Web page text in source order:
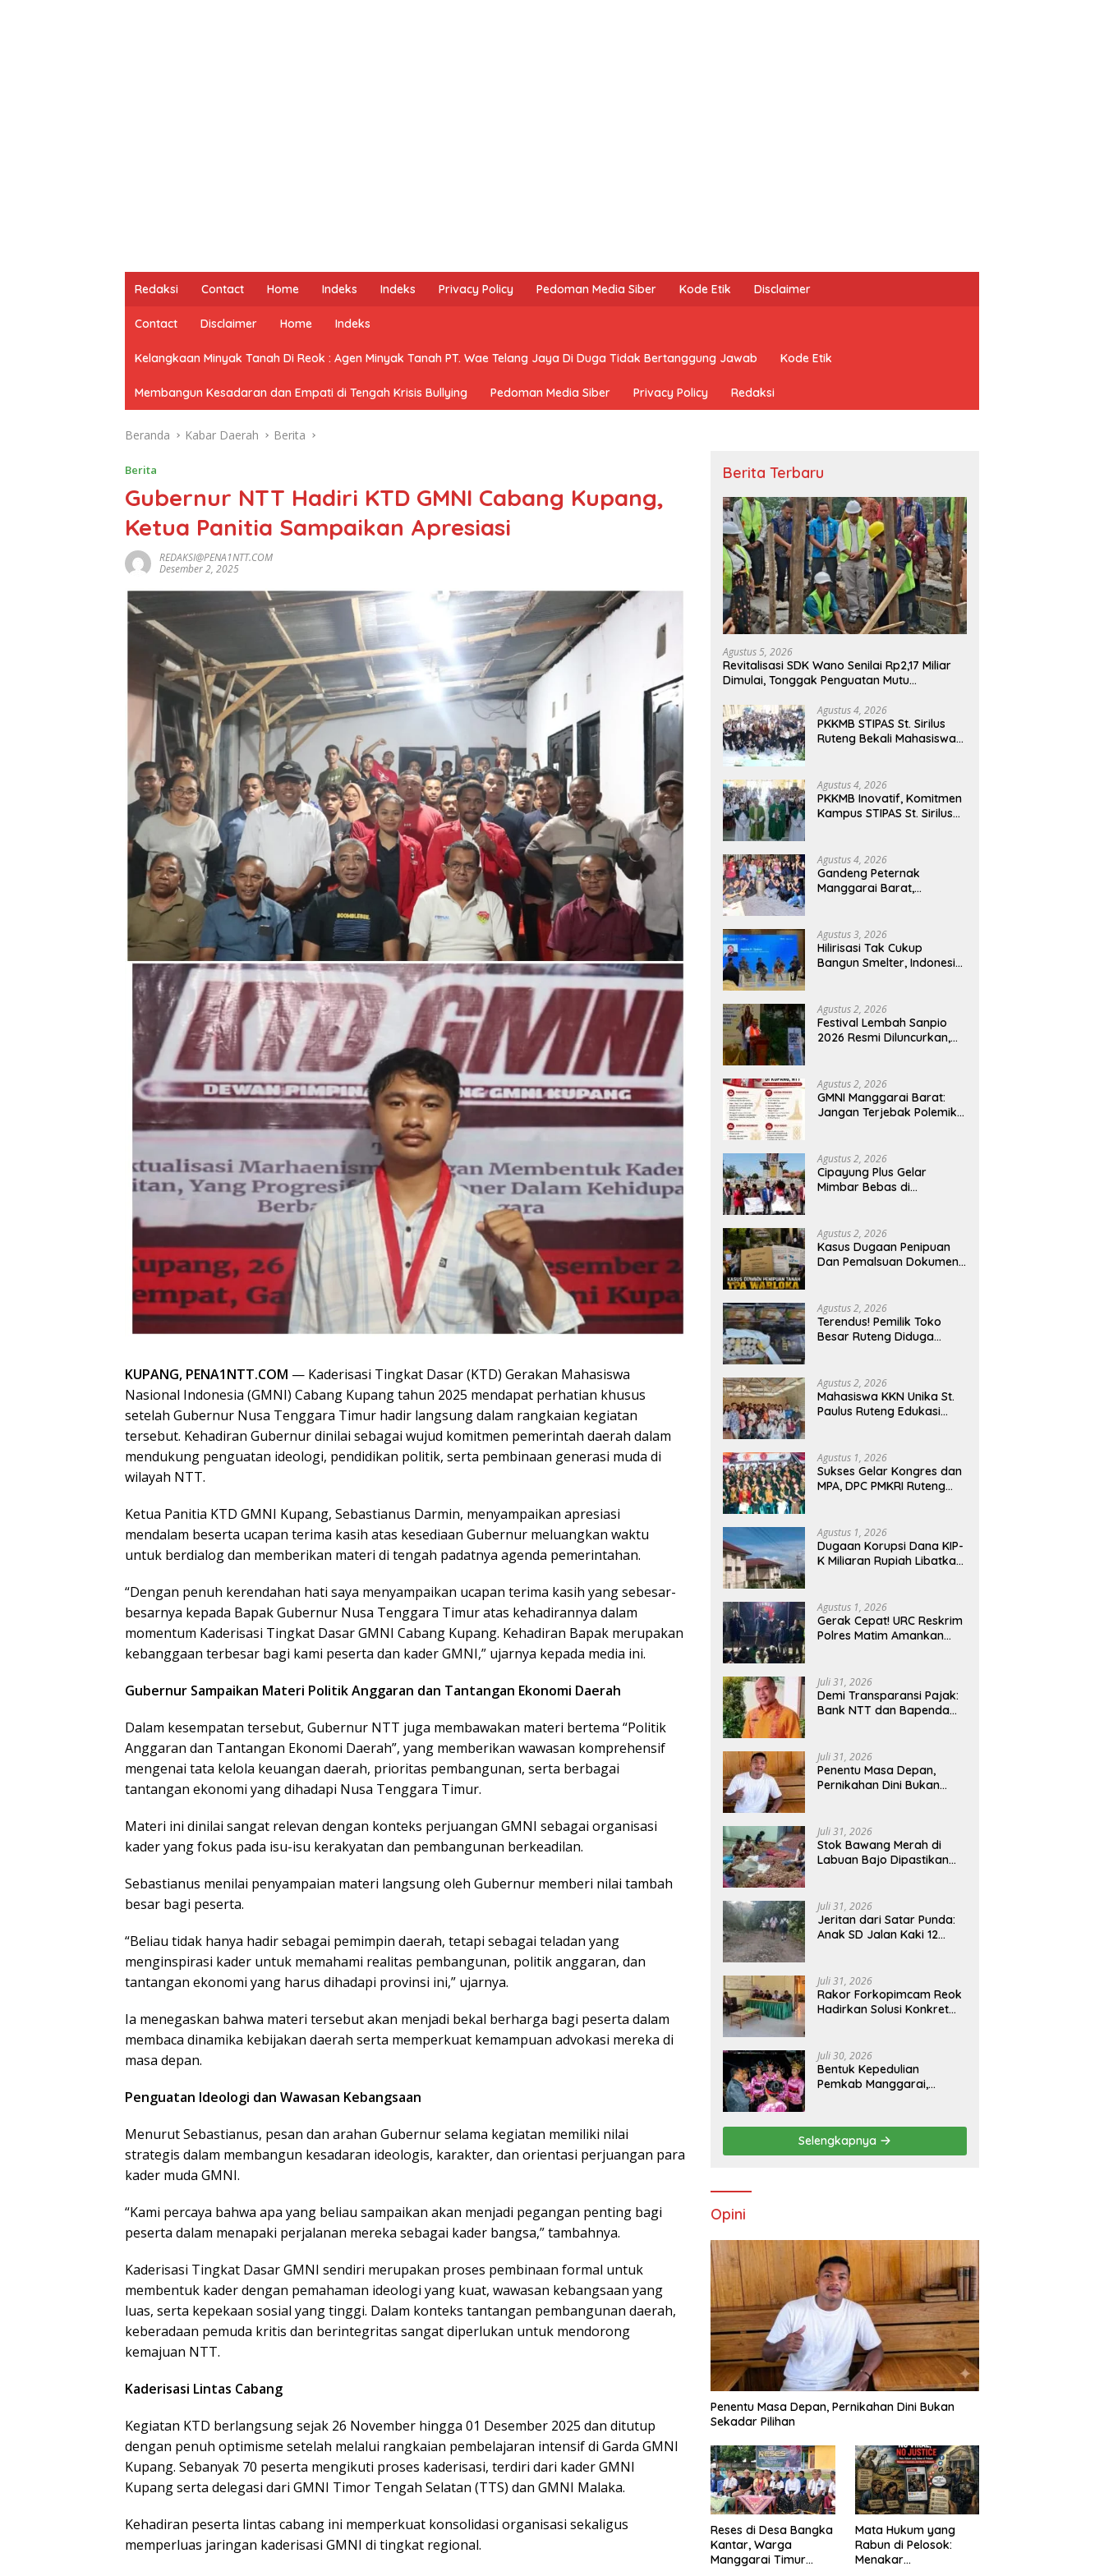
Redaksi Contact Home Indeks Indeks Privacy Policy Pedoman Media Siber Kode Etik Disclaimer
Contact Disclaimer Home Indeks
Kelangkaan Minyak Tanah Di Reok : Agen Minyak Tanah PT. Wae Telang Jaya Di Duga Tidak Bertanggung Jawab Kode Etik
Membangun Kesadaran dan Empati di Tengah Krisis Bullying Pedoman Media Siber Privacy Policy Redaksi
Beranda Kabar Daerah Berita
Berita
Gubernur NTT Hadiri KTD GMNI Cabang Kupang,
Ketua Panitia Sampaikan Apresiasi
REDAKSI@PENA1NTT.COM
Desember 2, 2025
KUPANG, PENA1NTT.COM — Kaderisasi Tingkat Dasar (KTD) Gerakan Mahasiswa
Nasional Indonesia (GMNI) Cabang Kupang tahun 2025 mendapat perhatian khusus
setelah Gubernur Nusa Tenggara Timur hadir langsung dalam rangkaian kegiatan
tersebut. Kehadiran Gubernur dinilai sebagai wujud komitmen pemerintah daerah dalam
mendukung penguatan ideologi, pendidikan politik, serta pembinaan generasi muda di
wilayah NTT.
Ketua Panitia KTD GMNI Kupang, Sebastianus Darmin, menyampaikan apresiasi
mendalam beserta ucapan terima kasih atas kesediaan Gubernur meluangkan waktu
untuk berdialog dan memberikan materi di tengah padatnya agenda pemerintahan.
“Dengan penuh kerendahan hati saya menyampaikan ucapan terima kasih yang sebesar-
besarnya kepada Bapak Gubernur Nusa Tenggara Timur atas kehadirannya dalam
momentum Kaderisasi Tingkat Dasar GMNI Cabang Kupang. Kehadiran Bapak merupakan
kebanggaan terbesar bagi kami peserta dan kader GMNI,” ujarnya kepada media ini.
Gubernur Sampaikan Materi Politik Anggaran dan Tantangan Ekonomi Daerah
Dalam kesempatan tersebut, Gubernur NTT juga membawakan materi bertema “Politik
Anggaran dan Tantangan Ekonomi Daerah”, yang memberikan wawasan komprehensif
mengenai tata kelola keuangan daerah, prioritas pembangunan, serta berbagai
tantangan ekonomi yang dihadapi Nusa Tenggara Timur.
Materi ini dinilai sangat relevan dengan konteks perjuangan GMNI sebagai organisasi
kader yang fokus pada isu-isu kerakyatan dan pembangunan berkeadilan.
Sebastianus menilai penyampaian materi langsung oleh Gubernur memberi nilai tambah
besar bagi peserta.
“Beliau tidak hanya hadir sebagai pemimpin daerah, tetapi sebagai teladan yang
menginspirasi kader untuk memahami realitas pembangunan, politik anggaran, dan
tantangan ekonomi yang harus dihadapi provinsi ini,” ujarnya.
Ia menegaskan bahwa materi tersebut akan menjadi bekal berharga bagi peserta dalam
membaca dinamika kebijakan daerah serta memperkuat kemampuan advokasi mereka di
masa depan.
Penguatan Ideologi dan Wawasan Kebangsaan
Menurut Sebastianus, pesan dan arahan Gubernur selama kegiatan memiliki nilai
strategis dalam membangun kesadaran ideologis, karakter, dan orientasi perjuangan para
kader muda GMNI.
“Kami percaya bahwa apa yang beliau sampaikan akan menjadi pegangan penting bagi
peserta dalam menapaki perjalanan mereka sebagai kader bangsa,” tambahnya.
Kaderisasi Tingkat Dasar GMNI sendiri merupakan proses pembinaan formal untuk
membentuk kader dengan pemahaman ideologi yang kuat, wawasan kebangsaan yang
luas, serta kepekaan sosial yang tinggi. Dalam konteks tantangan pembangunan daerah,
keberadaan pemuda kritis dan berintegritas sangat diperlukan untuk mendorong
kemajuan NTT.
Kaderisasi Lintas Cabang
Kegiatan KTD berlangsung sejak 26 November hingga 01 Desember 2025 dan ditutup
dengan penuh optimisme setelah melalui rangkaian pembelajaran intensif di Garda GMNI
Kupang. Sebanyak 70 peserta mengikuti proses kaderisasi, terdiri dari kader GMNI
Kupang serta delegasi dari GMNI Timor Tengah Selatan (TTS) dan GMNI Malaka.
Kehadiran peserta lintas cabang ini memperkuat konsolidasi organisasi sekaligus
memperluas jaringan kaderisasi GMNI di tingkat regional.
Berita Terbaru
Agustus 5, 2026
Revitalisasi SDK Wano Senilai Rp2,17 Miliar
Dimulai, Tonggak Penguatan Mutu
Agustus 4, 2026
PKKMB STIPAS St. Sirilus
Ruteng Bekali Mahasiswa
Organisasi
Agustus 4, 2026
PKKMB Inovatif, Komitmen
Kampus STIPAS St. Sirilus
Agustus 4, 2026
Gandeng Peternak
Manggarai Barat,
Pakan Fermentasi
Agustus 3, 2026
Hilirisasi Tak Cukup
Bangun Smelter, Indonesia
Agustus 2, 2026
Festival Lembah Sanpio
2026 Resmi Diluncurkan,
untuk Dukung Generasi
Berkarakter
Agustus 2, 2026
GMNI Manggarai Barat:
Jangan Terjebak Polemik
Berdampak bagi Rakyat
Agustus 2, 2026
Cipayung Plus Gelar
Mimbar Bebas di
Penyematan Gelar “Raja
Timor” kepada Jokowi
Agustus 2, 2026
Kasus Dugaan Penipuan
Dan Pemalsuan Dokumen
Gelar Perkara,
Penyelidikan Polres
Manggarai Barat
Agustus 2, 2026
Terendus! Pemilik Toko
Besar Ruteng Diduga
Flores
Agustus 2, 2026
Mahasiswa KKN Unika St.
Paulus Ruteng Edukasi
Galong, Kota Komba
Utara
Agustus 1, 2026
Sukses Gelar Kongres dan
MPA, DPC PMKRI Ruteng
Agustus 1, 2026
Dugaan Korupsi Dana KIP-
K Miliaran Rupiah Libatkan
Agustus 1, 2026
Gerak Cepat! URC Reskrim
Polres Matim Amankan
Golo Kantar
Juli 31, 2026
​Demi Transparansi Pajak:
Bank NTT dan Bapenda
Juli 31, 2026
Penentu Masa Depan,
Pernikahan Dini Bukan
Juli 31, 2026
Stok Bawang Merah di
Labuan Bajo Dipastikan
Masyarakat Apresiasi
Peran Ninonk
Juli 31, 2026
Jeritan dari Satar Punda:
Anak SD Jalan Kaki 12
Sekolah, Warga Desak
Bupati Manggarai Timur
Bertindak
Juli 31, 2026
Rakor Forkopimcam Reok
Hadirkan Solusi Konkret
Juli 30, 2026
Bentuk Kepedulian
Pemkab Manggarai,
Jamda X NTT dan Titip
Pesan Jati Diri
Selengkapnya
Opini
Penentu Masa Depan, Pernikahan Dini Bukan
Sekadar Pilihan
Reses di Desa Bangka
Kantar, Warga
Manggarai Timur
Mata Hukum yang
Rabun di Pelosok:
Menakar